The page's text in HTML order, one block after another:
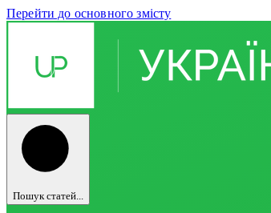
Перейти до основного змісту
Пошук статей...